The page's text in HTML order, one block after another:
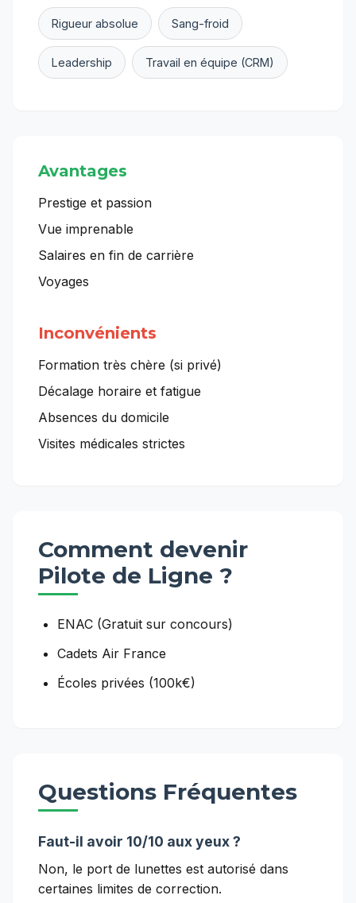
Rigueur absolue Sang-froid
Leadership Travail en équipe (CRM)
Avantages
Prestige et passion
Vue imprenable
Salaires en fin de carrière
Voyages
Inconvénients
Formation très chère (si privé)
Décalage horaire et fatigue
Absences du domicile
Visites médicales strictes
Comment devenir
Pilote de Ligne ?
ENAC (Gratuit sur concours)
Cadets Air France
Écoles privées (100k€)
Questions Fréquentes
Faut-il avoir 10/10 aux yeux ?
Non, le port de lunettes est autorisé dans
certaines limites de correction.